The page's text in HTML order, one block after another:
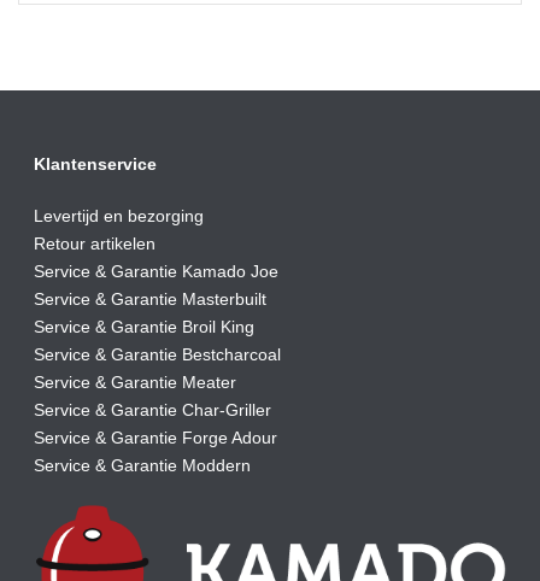
Klantenservice
Levertijd en bezorging
Retour artikelen
Service & Garantie Kamado Joe
Service & Garantie Masterbuilt
Service & Garantie Broil King
Service & Garantie Bestcharcoal
Service & Garantie Meater
Service & Garantie Char-Griller
Service & Garantie Forge Adour
Service & Garantie Moddern